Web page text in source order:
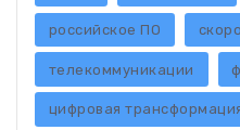
российское ПО
телекоммуникации
цифровая